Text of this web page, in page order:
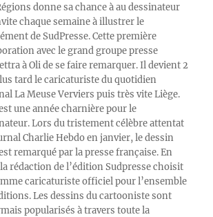
donne sa chance à au dessinateur
chaque semaine à illustrer le
de SudPresse. Cette première
avec le grand groupe presse
à Oli de se faire remarquer. Il devient 2
tard le caricaturiste du quotidien
La Meuse Verviers puis très vite Liège.
une année charnière pour le
Lors du tristement célèbre attentat
Charlie Hebdo en janvier, le dessin
remarqué par la presse française. En
rédaction de l’édition Sudpresse choisit
caricaturiste officiel pour l’ensemble
Les dessins du cartooniste sont
popularisés à travers toute la